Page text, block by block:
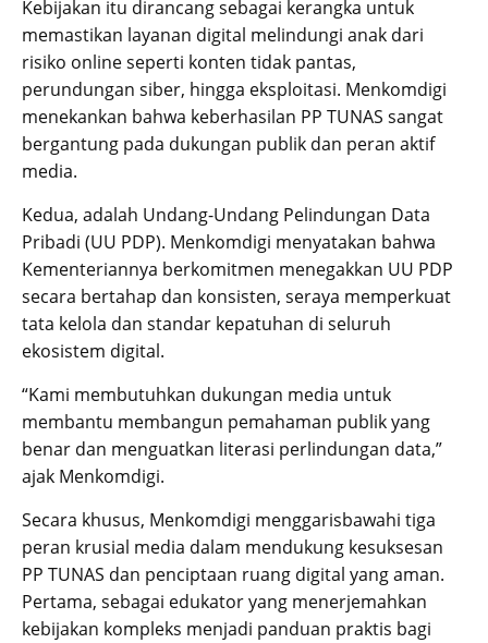
Kebijakan itu dirancang sebagai kerangka untuk
memastikan layanan digital melindungi anak dari
risiko online seperti konten tidak pantas,
perundungan siber, hingga eksploitasi. Menkomdigi
menekankan bahwa keberhasilan PP TUNAS sangat
bergantung pada dukungan publik dan peran aktif
media.
Kedua, adalah Undang-Undang Pelindungan Data
Pribadi (UU PDP). Menkomdigi menyatakan bahwa
Kementeriannya berkomitmen menegakkan UU PDP
secara bertahap dan konsisten, seraya memperkuat
tata kelola dan standar kepatuhan di seluruh
ekosistem digital.
“Kami membutuhkan dukungan media untuk
membantu membangun pemahaman publik yang
benar dan menguatkan literasi perlindungan data,”
ajak Menkomdigi.
Secara khusus, Menkomdigi menggarisbawahi tiga
peran krusial media dalam mendukung kesuksesan
PP TUNAS dan penciptaan ruang digital yang aman.
Pertama, sebagai edukator yang menerjemahkan
kebijakan kompleks menjadi panduan praktis bagi